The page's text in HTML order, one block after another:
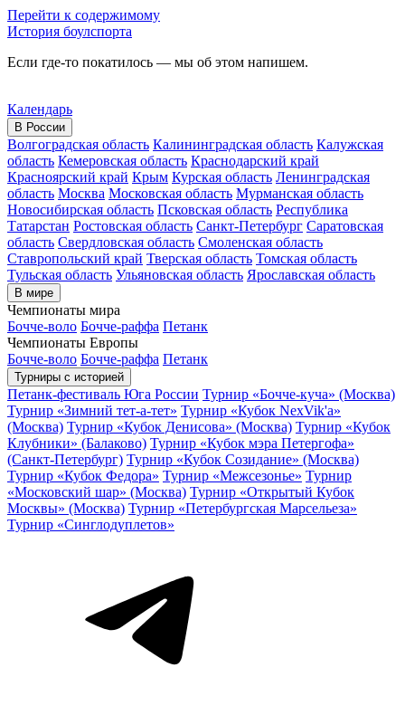
Перейти к содержимому
История боулспорта
Если где-то покатилось — мы об этом напишем.
Календарь
В России
Волгоградская область Калининградская область Калужская
область Кемеровская область Краснодарский край
Красноярский край Крым Курская область Ленинградская
область Москва Московская область Мурманская область
Новосибирская область Псковская область Республика
Татарстан Ростовская область Санкт-Петербург Саратовская
область Свердловская область Смоленская область
Ставропольский край Тверская область Томская область
Тульская область Ульяновская область Ярославская область
В мире
Чемпионаты мира
Бочче-воло Бочче-раффа Петанк
Чемпионаты Европы
Бочче-воло Бочче-раффа Петанк
Турниры с историей
Петанк-фестиваль Юга России Турнир «Бочче-куча» (Москва)
Турнир «Зимний тет-а-тет» Турнир «Кубок NexVik'a»
(Москва) Турнир «Кубок Денисова» (Москва) Турнир «Кубок
Клубники» (Балаково) Турнир «Кубок мэра Петергофа»
(Санкт-Петербург) Турнир «Кубок Созидание» (Москва)
Турнир «Кубок Федора» Турнир «Межсезонье» Турнир
«Московский шар» (Москва) Турнир «Открытый Кубок
Москвы» (Москва) Турнир «Петербургская Марсельеза»
Турнир «Синглодуплетов»